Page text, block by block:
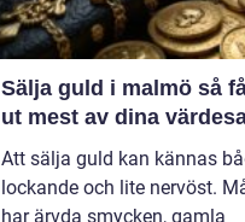
Sälja guld i malmö så får du
ut mest av dina
Att sälja guld kan kännas
lockande och lite nervöst.
har ärvda smycken, gamla